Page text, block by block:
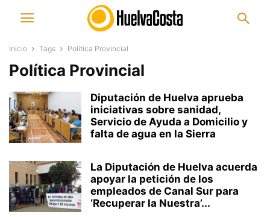
Inicio Tags Política Provincial
Política Provincial
Diputación de Huelva aprueba
iniciativas sobre sanidad,
Servicio de Ayuda a Domicilio y
falta de agua en la Sierra
La Diputación de Huelva acuerda
apoyar la petición de los
empleados de Canal Sur para
‘Recuperar la Nuestra’...